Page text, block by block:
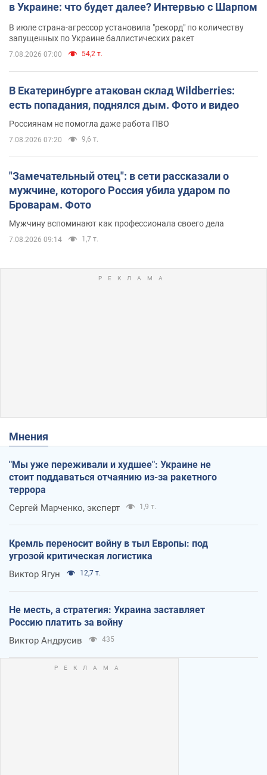
в Украине: что будет далее? Интервью с Шарпом
В июле страна-агрессор установила "рекорд" по количеству
запущенных по Украине баллистических ракет
7.08.2026 07:00 54,2 т.
В Екатеринбурге атакован склад Wildberries:
есть попадания, поднялся дым. Фото и видео
Россиянам не помогла даже работа ПВО
7.08.2026 07:20 9,6 т.
"Замечательный отец": в сети рассказали о
мужчине, которого Россия убила ударом по
Броварам. Фото
Мужчину вспоминают как профессионала своего дела
7.08.2026 09:14 1,7 т.
Мнения
"Мы уже переживали и худшее": Украине не
стоит поддаваться отчаянию из-за ракетного
террора
Сергей Марченко, эксперт 1,9 т.
Кремль переносит войну в тыл Европы: под
угрозой критическая логистика
Виктор Ягун 12,7 т.
Не месть, а стратегия: Украина заставляет
Россию платить за войну
Виктор Андрусив 435